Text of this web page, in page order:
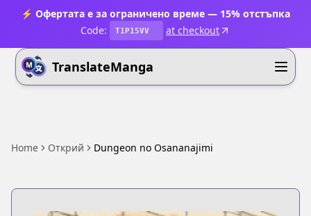
⚡ Офертата е за ограничено време — 15% отстъпка
Code:
T1P15VV at checkout
TranslateManga
Home Открий Dungeon no Osananajimi